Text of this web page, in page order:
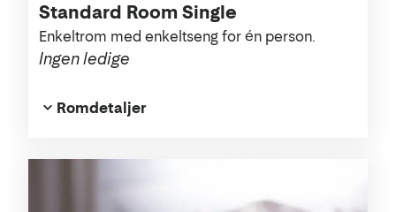
Standard Room Single
Ingen ledige
Enkeltrom med enkeltseng for én person.
Romdetaljer